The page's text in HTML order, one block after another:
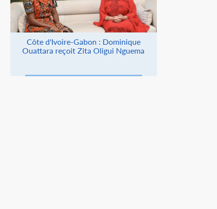
Côte d'Ivoire-Gabon : Dominique
Ouattara reçoit Zita Oligui Nguema